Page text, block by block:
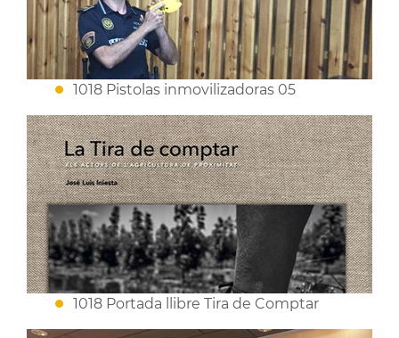
1018 Pistolas inmovilizadoras 05
1018 Portada llibre Tira de Comptar